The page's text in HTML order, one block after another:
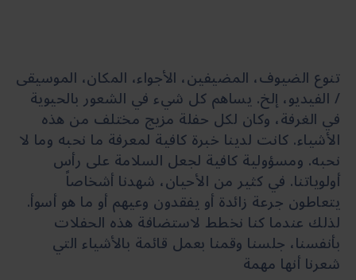
تنوع الضيوف، المضيفين، الأجواء، المكان، الموسيقى
/ الفيديو، إلخ. يساهم كل شيء في الشعور بالحيوية
في الغرفة، وكان لكل حفلة مزيج مختلف من هذه
الأشياء. كانت لدينا خبرة كافية لمعرفة ما نحبه وما لا
نحبه. ومسؤولية كافية لجعل السلامة على رأس
أولوياتنا. في كثير من الأحيان، شهدنا أشخاصاً
يتعاطون جرعة زائدة أو يفقدون وعيهم أو ما هو أسوأ.
لذلك عندما كنا نخطط لاستضافة هذه الحفلات
بأنفسنا، جلسنا وقمنا بعمل قائمة بالأشياء التي
شعرنا أنها مهمة